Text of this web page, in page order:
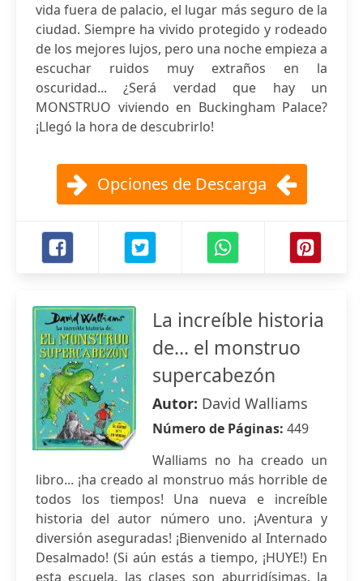
vida fuera de palacio, el lugar más seguro de la
ciudad. Siempre ha vivido protegido y rodeado
de los mejores lujos, pero una noche empieza a
escuchar ruidos muy extraños en la
oscuridad... ¿Será verdad que hay un
MONSTRUO viviendo en Buckingham Palace?
¡Llegó la hora de descubrirlo!
Opciones de Descarga
La increíble historia
de... el monstruo
supercabezón
Autor: David Walliams
Número de Páginas: 449
Walliams no ha creado un
libro... ¡ha creado al monstruo más horrible de
todos los tiempos! Una nueva e increíble
historia del autor número uno. ¡Aventura y
diversión aseguradas! ¡Bienvenido al Internado
Desalmado! (Si aún estás a tiempo, ¡HUYE!) En
esta escuela, las clases son aburridísimas, la